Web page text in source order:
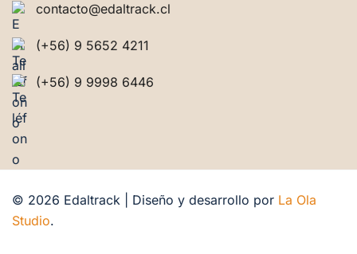
contacto@edaltrack.cl
(+56) 9 5652 4211
(+56) 9 9998 6446
© 2026 Edaltrack | Diseño y desarrollo por La Ola
Studio.